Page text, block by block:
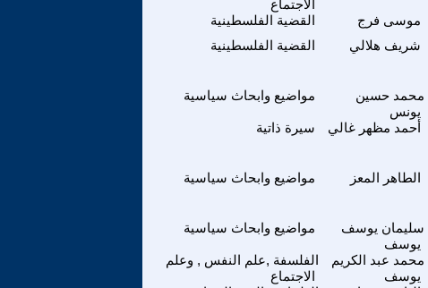
الاجتماع
القضية الفلسطينية موسى فرج
القضية الفلسطينية
شريف هلالي
مواضيع وابحاث سياسية
محمد حسين
يونس
سيرة ذاتية أحمد مظهر غالي
مواضيع وابحاث سياسية الطاهر المعز
مواضيع وابحاث سياسية
سليمان يوسف
يوسف
الفلسفة ,علم النفس , وعلم
الاجتماع
محمد عبد الكريم
يوسف